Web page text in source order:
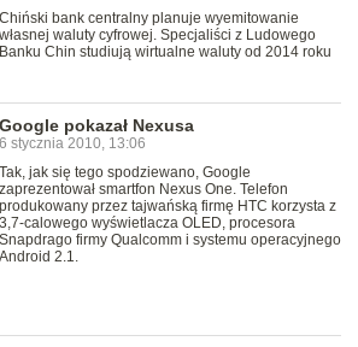
Chiński bank centralny planuje wyemitowanie
własnej waluty cyfrowej. Specjaliści z Ludowego
Banku Chin studiują wirtualne waluty od 2014 roku
Google pokazał Nexusa
6 stycznia 2010, 13:06
Tak, jak się tego spodziewano, Google
zaprezentował smartfon Nexus One. Telefon
produkowany przez tajwańską firmę HTC korzysta z
3,7-calowego wyświetlacza OLED, procesora
Snapdrago firmy Qualcomm i systemu operacyjnego
Android 2.1.